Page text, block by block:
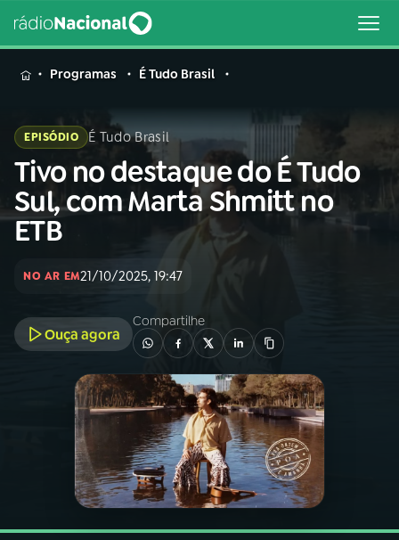
MENU
Buscar
na
Rádio
Nacional
Buscar
A RÁDIO
PROGRAMAÇÃO
PROGRAMAS
Programas É Tudo Brasil
EPISÓDIO É Tudo Brasil
Tivo no destaque do É Tudo
Sul, com Marta Shmitt no
ETB
NO AR EM21/10/2025, 19:47
Ouça agora
Compartilhe